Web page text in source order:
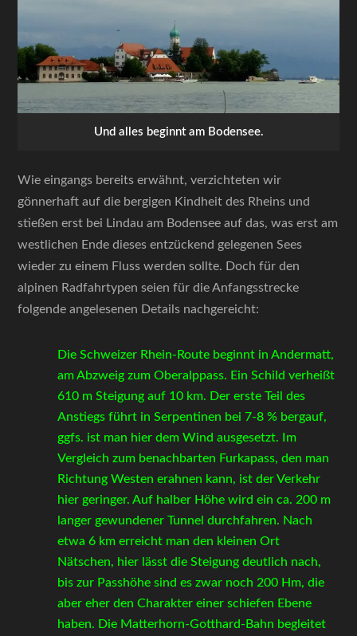
Und alles beginnt am Bodensee.
Wie eingangs bereits erwähnt, verzichteten wir
gönnerhaft auf die bergigen Kindheit des Rheins und
stießen erst bei Lindau am Bodensee auf das, was erst am
westlichen Ende dieses entzückend gelegenen Sees
wieder zu einem Fluss werden sollte. Doch für den
alpinen Radfahrtypen seien für die Anfangsstrecke
folgende angelesenen Details nachgereicht:
Die Schweizer Rhein-Route beginnt in Andermatt,
am Abzweig zum Oberalppass. Ein Schild verheißt
610 m Steigung auf 10 km. Der erste Teil des
Anstiegs führt in Serpentinen bei 7-8 % bergauf,
ggfs. ist man hier dem Wind ausgesetzt. Im
Vergleich zum benachbarten Furkapass, den man
Richtung Westen erahnen kann, ist der Verkehr
hier geringer. Auf halber Höhe wird ein ca. 200 m
langer gewundener Tunnel durchfahren. Nach
etwa 6 km erreicht man den kleinen Ort
Nätschen, hier lässt die Steigung deutlich nach,
bis zur Passhöhe sind es zwar noch 200 Hm, die
aber eher den Charakter einer schiefen Ebene
haben. Die Matterhorn-Gotthard-Bahn begleitet